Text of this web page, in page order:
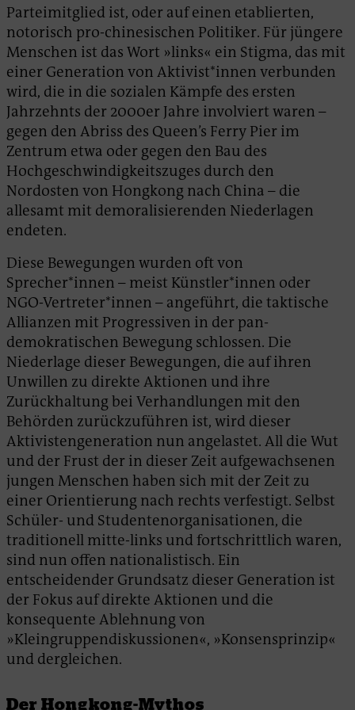
Parteimitglied ist, oder auf einen etablierten,
notorisch pro-chinesischen Politiker. Für jüngere
Menschen ist das Wort »links« ein Stigma, das mit
einer Generation von Aktivist*innen verbunden
wird, die in die sozialen Kämpfe des ersten
Jahrzehnts der 2000er Jahre involviert waren –
gegen den Abriss des Queen’s Ferry Pier im
Zentrum etwa oder gegen den Bau des
Hochgeschwindigkeitszuges durch den
Nordosten von Hongkong nach China – die
allesamt mit demoralisierenden Niederlagen
endeten.
Diese Bewegungen wurden oft von
Sprecher*innen – meist Künstler*innen oder
NGO-Vertreter*innen – angeführt, die taktische
Allianzen mit Progressiven in der pan-
demokratischen Bewegung schlossen. Die
Niederlage dieser Bewegungen, die auf ihren
Unwillen zu direkte Aktionen und ihre
Zurückhaltung bei Verhandlungen mit den
Behörden zurückzuführen ist, wird dieser
Aktivistengeneration nun angelastet. All die Wut
und der Frust der in dieser Zeit aufgewachsenen
jungen Menschen haben sich mit der Zeit zu
einer Orientierung nach rechts verfestigt. Selbst
Schüler- und Studentenorganisationen, die
traditionell mitte-links und fortschrittlich waren,
sind nun offen nationalistisch. Ein
entscheidender Grundsatz dieser Generation ist
der Fokus auf direkte Aktionen und die
konsequente Ablehnung von
»Kleingruppendiskussionen«, »Konsensprinzip«
und dergleichen.
Der Hongkong-Mythos